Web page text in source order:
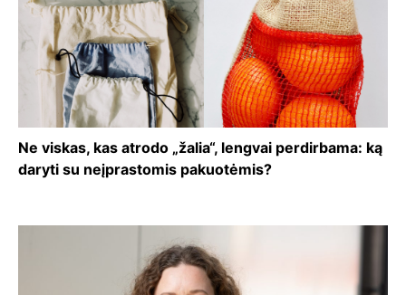
Ne viskas, kas atrodo „žalia“, lengvai perdirbama: ką
daryti su neįprastomis pakuotėmis?